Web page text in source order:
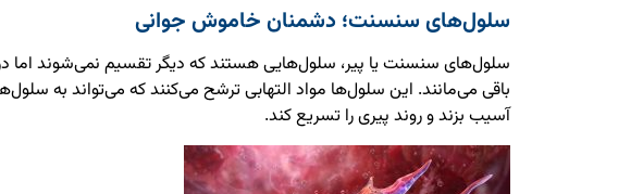
سلول‌های سنسنت؛ دشمنان خاموش جوانی
سلول‌های سنسنت یا پیر، سلول‌هایی هستند که دیگر تقسیم نمی‌شوند اما
باقی می‌مانند. این سلول‌ها مواد التهابی ترشح می‌کنند که می‌تواند به
آسیب بزند و روند پیری را تسریع کند.